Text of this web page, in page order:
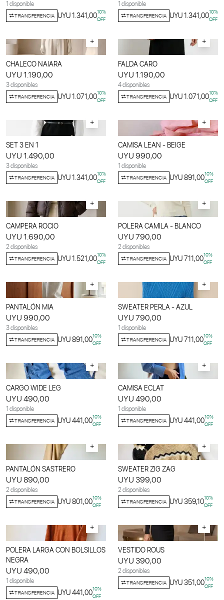
1 disponible
TRANSFERENCIA UYU 1.341,0010%
OFF
1 disponible
TRANSFERENCIA UYU 1.341,0010%
OFF
+
CHALECO NAIARA
UYU 1.190,00
3 disponibles
TRANSFERENCIA UYU 1.071,0010%
OFF
+
FALDA CARO
UYU 1.190,00
4 disponibles
TRANSFERENCIA UYU 1.071,0010%
OFF
+
SET 3 EN 1
UYU 1.490,00
3 disponibles
TRANSFERENCIA UYU 1.341,0010%
OFF
+
CAMISA LEAN - BEIGE
UYU 990,00
1 disponible
TRANSFERENCIA UYU 891,0010%
OFF
+
CAMPERA ROCIO
UYU 1.690,00
2 disponibles
TRANSFERENCIA UYU 1.521,0010%
OFF
+
POLERA CAMILA - BLANCO
UYU 790,00
2 disponibles
TRANSFERENCIA UYU 711,0010%
OFF
+
PANTALÓN MIA
UYU 990,00
3 disponibles
TRANSFERENCIA UYU 891,0010%
OFF
+
SWEATER PERLA - AZUL
UYU 790,00
1 disponible
TRANSFERENCIA UYU 711,0010%
OFF
+
CARGO WIDE LEG
UYU 490,00
1 disponible
TRANSFERENCIA UYU 441,0010%
OFF
+
CAMISA ECLAT
UYU 490,00
1 disponible
TRANSFERENCIA UYU 441,0010%
OFF
+
PANTALÓN SASTRERO
UYU 890,00
2 disponibles
TRANSFERENCIA UYU 801,0010%
OFF
+
SWEATER ZIG ZAG
UYU 399,00
2 disponibles
TRANSFERENCIA UYU 359,1010%
OFF
+
POLERA LARGA CON BOLSILLOS
NEGRA
UYU 490,00
1 disponible
TRANSFERENCIA UYU 441,0010%
OFF
+
VESTIDO ROUS
UYU 390,00
2 disponibles
TRANSFERENCIA UYU 351,0010%
OFF